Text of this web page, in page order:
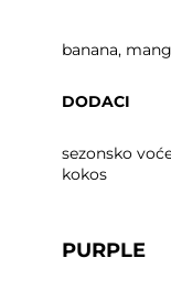
banana,
DODACI
sezonsko
kokos
PURPLE